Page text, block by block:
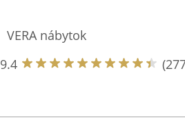
VERA nábytok
9.4